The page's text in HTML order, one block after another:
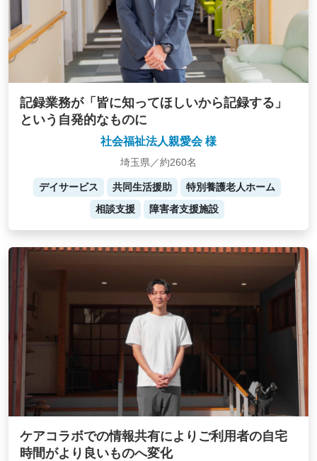
記録業務が「皆に知ってほしいから記録する」
という自発的なものに
社会福祉法人親愛会 様
埼玉県／約260名
デイサービス 共同生活援助
特別養護老人ホーム
相談支援
障害者支援施設
ケアコラボでの情報共有によりご利用者の自宅
時間がより良いものへ変化